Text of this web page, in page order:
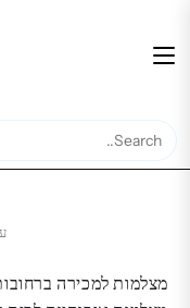
content
מצלמות למכירה